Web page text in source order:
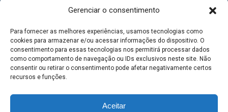
Gerenciar o consentimento
Para fornecer as melhores experiências, usamos tecnologias como
cookies para armazenar e/ou acessar informações do dispositivo. O
consentimento para essas tecnologias nos permitirá processar dados
como comportamento de navegação ou IDs exclusivos neste site. Não
consentir ou retirar o consentimento pode afetar negativamente certos
recursos e funções.
Aceitar
MAPA DO SITE